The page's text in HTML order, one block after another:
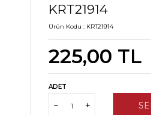
KRT21914
Ürün Kodu : KRT21914
225,00 TL
ADET